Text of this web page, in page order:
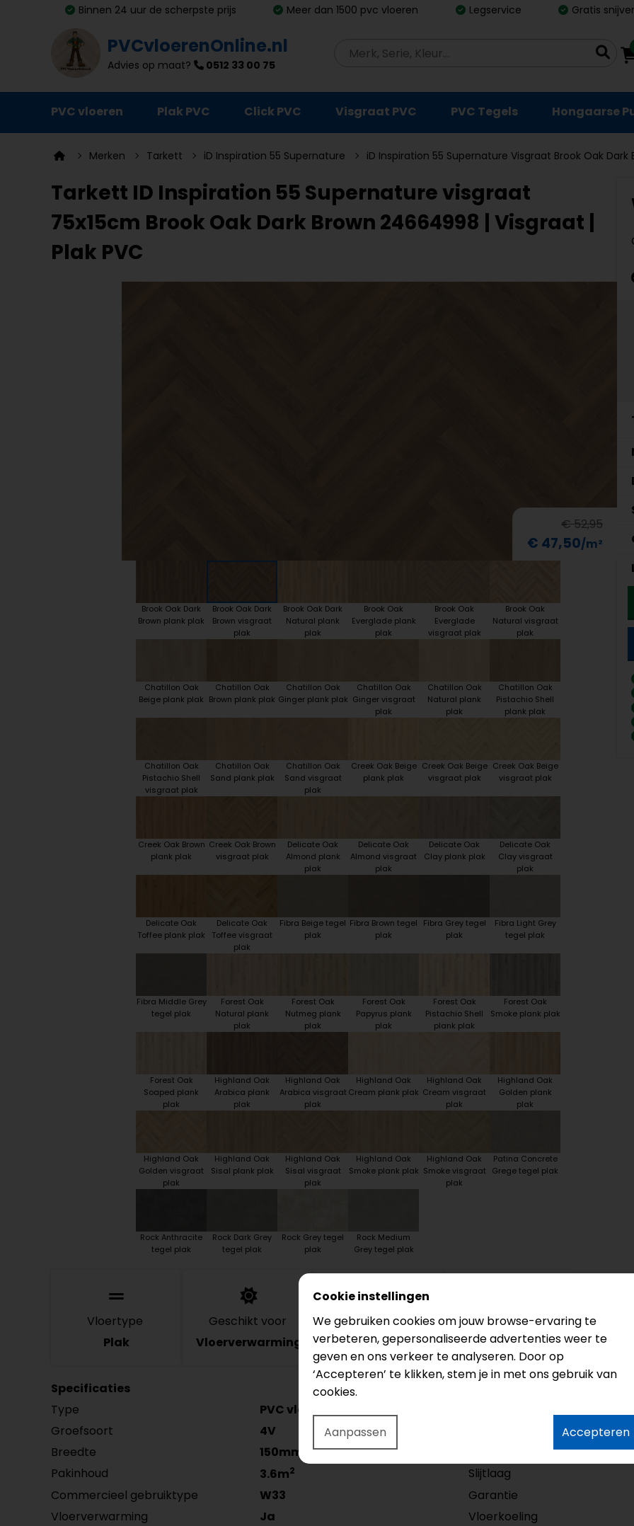
Binnen 24 uur de scherpste prijs Meer dan 1500 pvc vloeren Legservice Gratis
PVCvloerenOnline.nl
Advies op maat? 0512 33 00 75
PVC vloeren Plak PVC Click PVC Visgraat PVC PVC Tegels Hongaarse
Ondervloeren
Plinten
Deurmatten
Merken Tarkett iD Inspiration 55 Supernature iD Inspiration 55 Supernature Visgraat Brook Oak Dark
Tarkett ID Inspiration 55 Supernature visgraat
75x15cm Brook Oak Dark Brown 24664998 | Visgraat |
Plak PVC
€ 52,95
€ 47,50
Brook Oak Dark
Brown plank plak
Brook Oak Dark
Brown visgraat
plak
Brook Oak Dark
Natural plank
plak
Brook Oak
Everglade plank
plak
Brook Oak
Everglade
visgraat plak
Brook Oak
Natural visgraat
plak
Chatillon Oak
Beige plank plak
Chatillon Oak
Brown plank plak
Chatillon Oak
Ginger plank plak
Chatillon Oak
Ginger visgraat
plak
Chatillon Oak
Natural plank
plak
Chatillon Oak
Pistachio Shell
plank plak
Chatillon Oak
Pistachio Shell
visgraat plak
Chatillon Oak
Sand plank plak
Chatillon Oak
Sand visgraat
plak
Creek Oak Beige
plank plak
Creek Oak Beige
visgraat plak
Creek Oak Beige
visgraat plak
Creek Oak Brown
plank plak
Creek Oak Brown
visgraat plak
Delicate Oak
Almond plank
plak
Delicate Oak
Almond visgraat
plak
Delicate Oak
Clay plank plak
Delicate Oak
Clay visgraat
plak
Delicate Oak
Toffee plank plak
Delicate Oak
Toffee visgraat
plak
Fibra Beige tegel
plak
Fibra Brown tegel
plak
Fibra Grey tegel
plak
Fibra Light Grey
tegel plak
Fibra Middle Grey
tegel plak
Forest Oak
Natural plank
plak
Forest Oak
Nutmeg plank
plak
Forest Oak
Papyrus plank
plak
Forest Oak
Pistachio Shell
plank plak
Forest Oak
Smoke plank plak
Forest Oak
Soaped plank
plak
Highland Oak
Arabica plank
plak
Highland Oak
Arabica visgraat
plak
Highland Oak
Cream plank plak
Highland Oak
Cream visgraat
plak
Highland Oak
Golden plank
plak
Highland Oak
Golden visgraat
plak
Highland Oak
Sisal plank plak
Highland Oak
Sisal visgraat
plak
Highland Oak
Smoke plank plak
Highland Oak
Smoke visgraat
plak
Patina Concrete
Grege tegel plak
Rock Anthracite
tegel plak
Rock Dark Grey
tegel plak
Rock Grey tegel
plak
Rock Medium
Grey tegel plak
Vloertype
Plak
Geschikt voor
Vloerverwarming
Groef
4V
Garantie
20 jaar
Specificaties
Type
PVC vloer
Groefsoort
4V
Breedte
150mm
Pakinhoud
3.6m2 Slijtlaag
Commercieel gebruiktype
W33 Garantie
Vloerverwarming
Ja Vloerkoeling
Cookie instellingen
We gebruiken cookies om jouw browse-ervaring te
verbeteren, gepersonaliseerde advertenties weer te
geven en ons verkeer te analyseren. Door op
‘Accepteren’ te klikken, stem je in met ons gebruik van
cookies.
Aanpassen Accepteren